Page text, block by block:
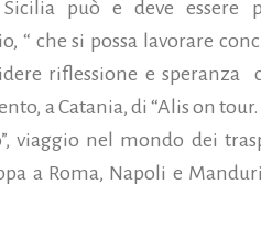
può e deve essere
“ che si possa lavorare
riflessione e
a Catania, di “Alis on
viaggio nel mondo dei
a Roma, Napoli e